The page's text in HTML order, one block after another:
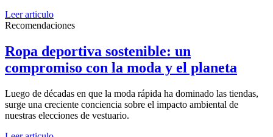
Leer articulo
Recomendaciones
Ropa deportiva sostenible: un
compromiso con la moda y el planeta
Luego de décadas en que la moda rápida ha dominado las tiendas,
surge una creciente conciencia sobre el impacto ambiental de
nuestras elecciones de vestuario.